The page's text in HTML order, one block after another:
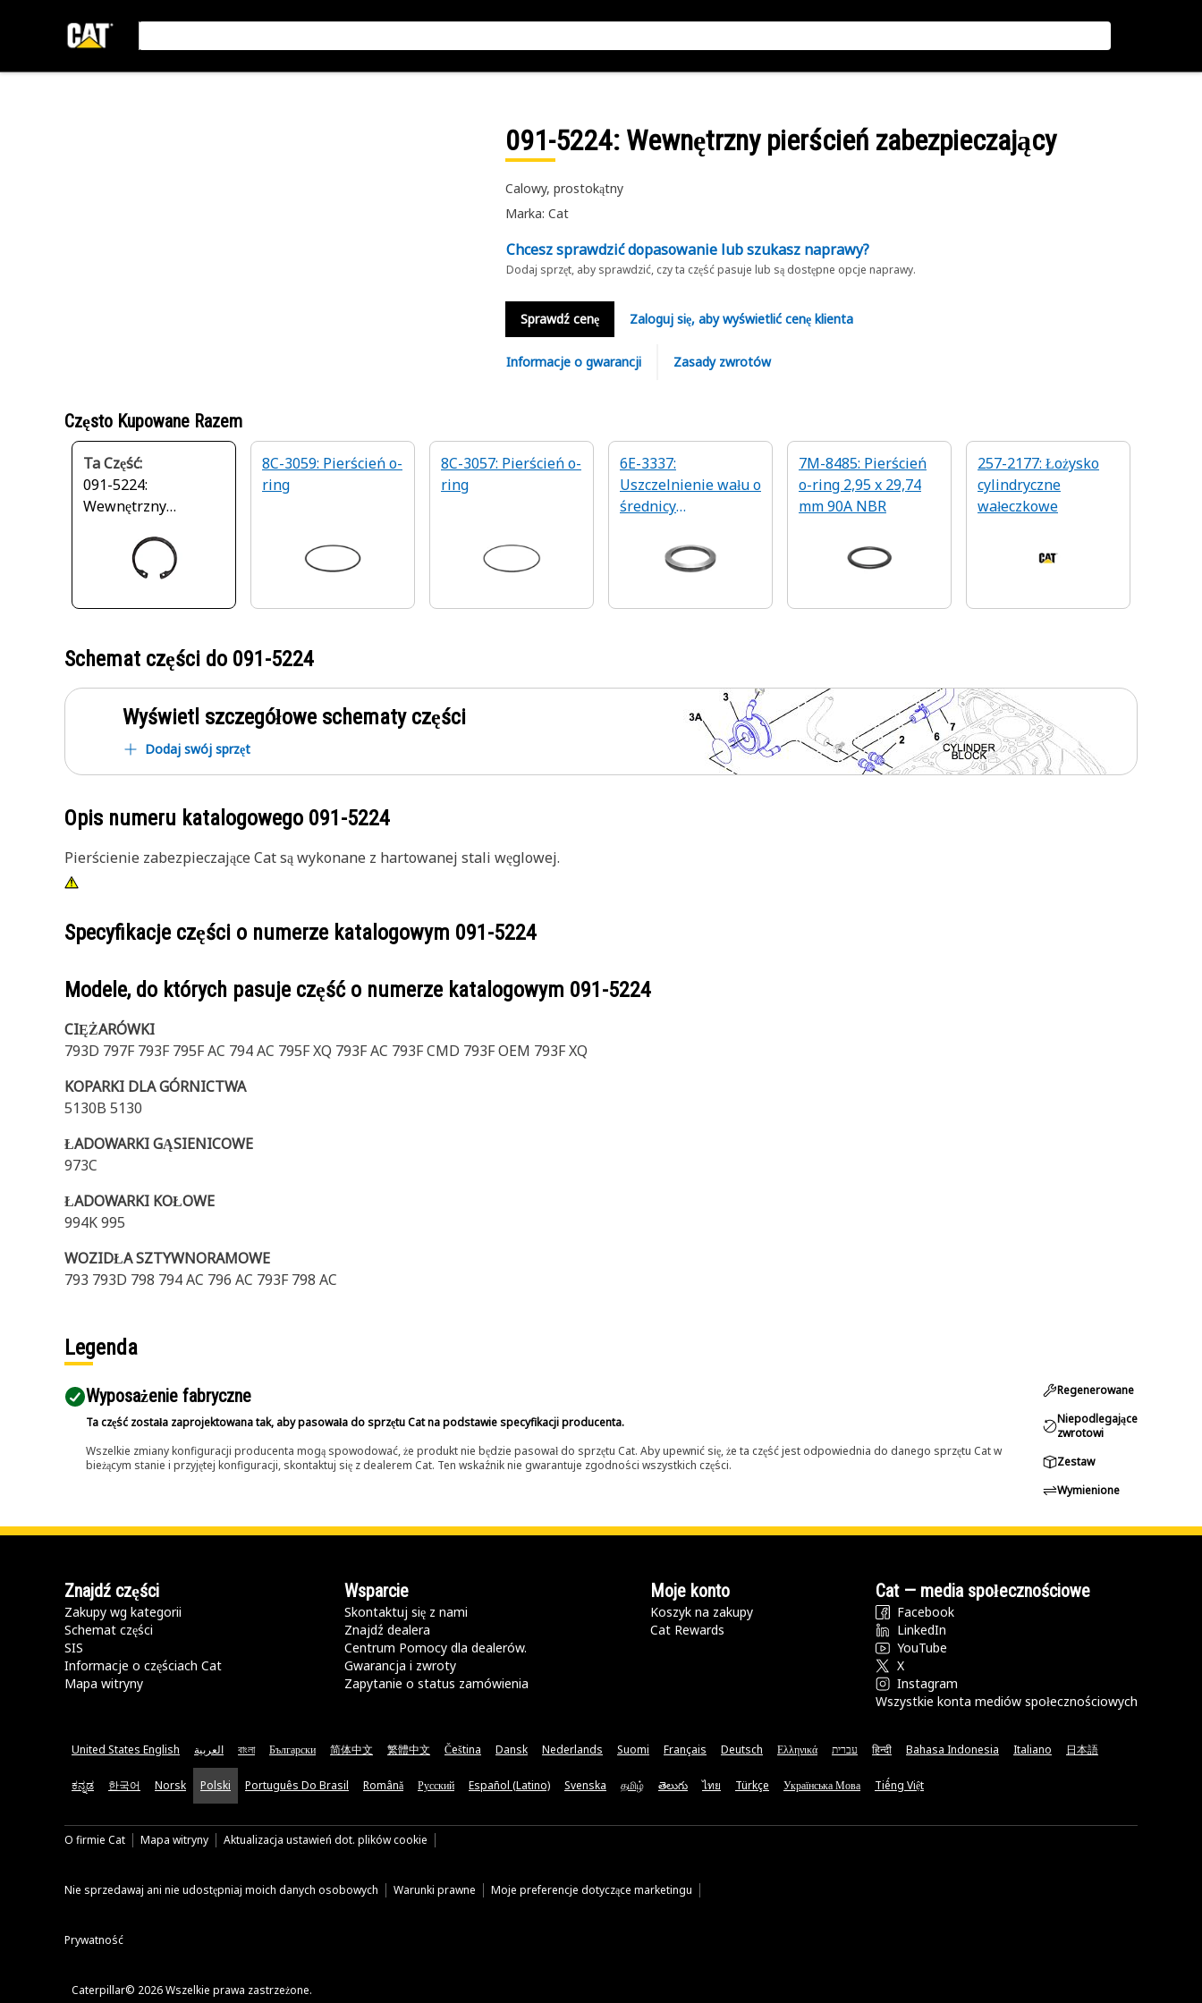
091-5224: Wewnętrzny pierścień zabezpieczający
Calowy, prostokątny
Marka: Cat
Chcesz sprawdzić dopasowanie lub szukasz naprawy?
Dodaj sprzęt, aby sprawdzić, czy ta część pasuje lub są dostępne opcje naprawy.
Sprawdź cenę Zaloguj się, aby wyświetlić cenę klienta
Informacje o gwarancji Zasady zwrotów
Często Kupowane Razem
Ta Część:
091-5224:
Wewnętrzny
zabezpieczający
8C-3059: Pierścień o-
ring
8C-3057: Pierścień o-
ring
6E-3337:
Uszczelnienie wału o
średnicy
7M-8485: Pierścień
o-ring 2,95 x 29,74
mm 90A NBR
257-2177: Łożysko
cylindryczne
wałeczkowe
Schemat części do 091-5224
Wyświetl szczegółowe schematy części
Dodaj swój sprzęt
Opis numeru katalogowego 091-5224
Pierścienie zabezpieczające Cat są wykonane z hartowanej stali węglowej.
Specyfikacje części o numerze katalogowym 091-5224
Modele, do których pasuje część o numerze katalogowym 091-5224
CIĘŻARÓWKI
793D 797F 793F 795F AC 794 AC 795F XQ 793F AC 793F CMD 793F OEM 793F XQ
KOPARKI DLA GÓRNICTWA
5130B 5130
ŁADOWARKI GĄSIENICOWE
973C
ŁADOWARKI KOŁOWE
994K 995
WOZIDŁA SZTYWNORAMOWE
793 793D 798 794 AC 796 AC 793F 798 AC
Legenda
Wyposażenie fabryczne
Ta część została zaprojektowana tak, aby pasowała do sprzętu Cat na podstawie specyfikacji producenta.
Wszelkie zmiany konfiguracji producenta mogą spowodować, że produkt nie będzie pasował do sprzętu Cat. Aby upewnić się, że ta część jest odpowiednia do danego sprzętu Cat w
bieżącym stanie i przyjętej konfiguracji, skontaktuj się z dealerem Cat. Ten wskaźnik nie gwarantuje zgodności wszystkich części.
Regenerowane
Niepodlegające
zwrotowi
Zestaw
Wymienione
Znajdź części
Zakupy wg kategorii
Schemat części
SIS
Informacje o częściach Cat
Mapa witryny
Wsparcie
Skontaktuj się z nami
Znajdź dealera
Centrum Pomocy dla dealerów.
Gwarancja i zwroty
Zapytanie o status zamówienia
Moje konto
Koszyk na zakupy
Cat Rewards
Cat — media społecznościowe
Facebook
LinkedIn
YouTube
X
Instagram
Wszystkie konta mediów społecznościowych
United States English العربية বাংলা Български 简体中文 繁體中文 Čeština Dansk Nederlands Suomi Français Deutsch Ελληνικά עברית हिन्दी Bahasa Indonesia Italiano 日本語
ಕನ್ನಡ 한국어 Norsk Polski Português Do Brasil Română Русский Español (Latino) Svenska தமிழ் తెలుగు ไทย Türkçe Українська Мова Tiếng Việt
O firmie Cat Mapa witryny Aktualizacja ustawień dot. plików cookie
Nie sprzedawaj ani nie udostępniaj moich danych osobowych Warunki prawne Moje preferencje dotyczące marketingu
Prywatność
Caterpillar© 2026 Wszelkie prawa zastrzeżone.